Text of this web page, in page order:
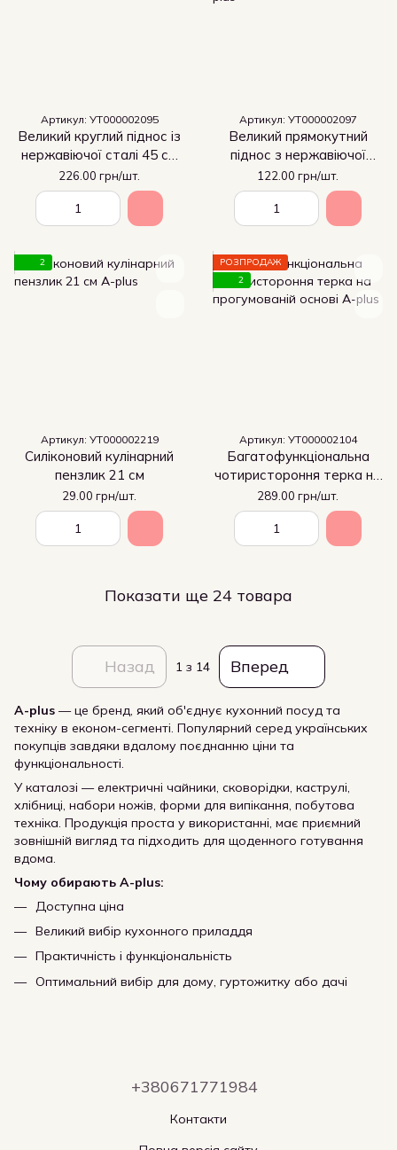
Артикул: УТ000002095
Великий круглий піднос із
нержавіючої сталі 45 см
Лоза
226.00 грн/шт.
Артикул: УТ000002097
Великий прямокутний
піднос з нержавіючої
сталі 40*30 см, декор
Лоза
122.00 грн/шт.
2
Артикул: УТ000002219
Силіконовий кулінарний
пензлик 21 см
29.00 грн/шт.
РОЗПРОДАЖ
2
Артикул: УТ000002104
Багатофункціональна
чотиристороння терка на
прогумованій основі
289.00 грн/шт.
Показати ще 24 товара
Назад 1 з 14 Вперед
A-plus — це бренд, який об'єднує кухонний посуд та
техніку в економ-сегменті. Популярний серед українських
покупців завдяки вдалому поєднанню ціни та
функціональності.
У каталозі — електричні чайники, сковорідки, каструлі,
хлібниці, набори ножів, форми для випікання, побутова
техніка. Продукція проста у використанні, має приємний
зовнішній вигляд та підходить для щоденного готування
вдома.
Чому обирають A-plus:
Доступна ціна
Великий вибір кухонного приладдя
Практичність і функціональність
Оптимальний вибір для дому, гуртожитку або дачі
+380671771984
Контакти